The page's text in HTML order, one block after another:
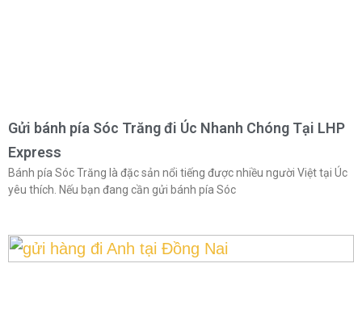
Gửi bánh pía Sóc Trăng đi Úc Nhanh Chóng Tại LHP
Express
Bánh pía Sóc Trăng là đặc sản nổi tiếng được nhiều người Việt tại Úc
yêu thích. Nếu bạn đang cần gửi bánh pía Sóc